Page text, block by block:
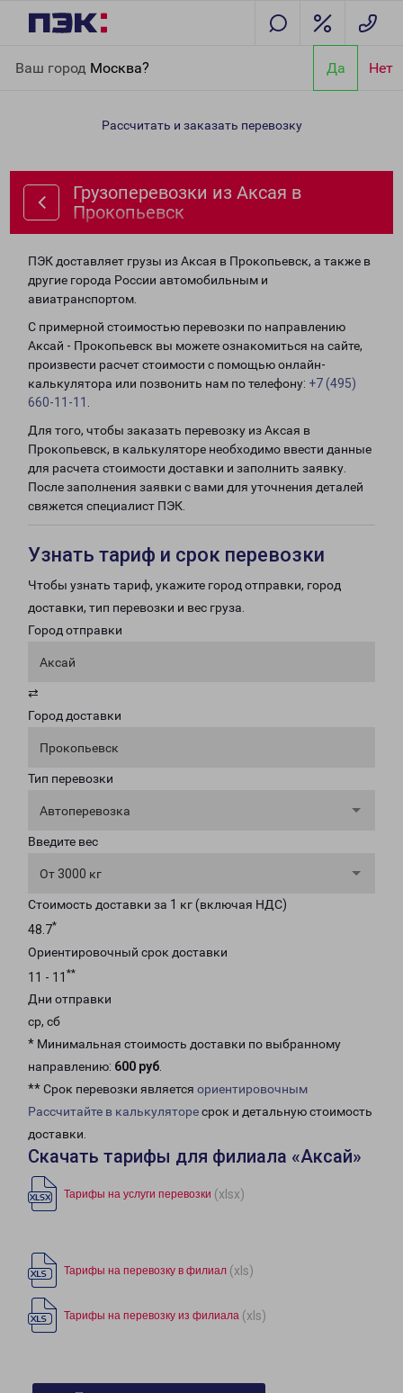
Ваш город Москва? Да Нет
Прокопьевск
Рассчитать и заказать перевозку
Грузоперевозки из Аксая в
Прокопьевск
ПЭК доставляет грузы из Аксая в Прокопьевск, а также в
другие города России автомобильным и
авиатранспортом.
С примерной стоимостью перевозки по направлению
Аксай - Прокопьевск вы можете ознакомиться на сайте,
произвести расчет стоимости с помощью онлайн-
калькулятора или позвонить нам по телефону: +7 (495)
660-11-11
Для того, чтобы заказать перевозку из Аксая в
Прокопьевск, в калькуляторе необходимо ввести данные
для расчета стоимости доставки и заполнить заявку.
После заполнения заявки с вами для уточнения деталей
свяжется специалист ПЭК.
Узнать тариф и срок перевозки
Чтобы узнать тариф, укажите город отправки, город
доставки, тип перевозки и вес груза.
Город отправки
Аксай
⇄
Город доставки
Прокопьевск
Тип перевозки
Автоперевозка
Введите вес
От 3000 кг
Стоимость доставки за 1 кг (включая НДС)
48.7*
Ориентировочный срок доставки
11 - 11 **
Дни отправки
ср, сб
* Минимальная стоимость доставки по выбранному
направлению: 600 руб.
** Срок перевозки является ориентировочным
Рассчитайте в калькуляторесрок и детальную стоимость
доставки.
Скачать тарифы для филиала «Аксай»
Тарифы на услуги перевозки (xlsx)
Тарифы на перевозку в филиал (xls)
Тарифы на перевозку из филиала (xls)